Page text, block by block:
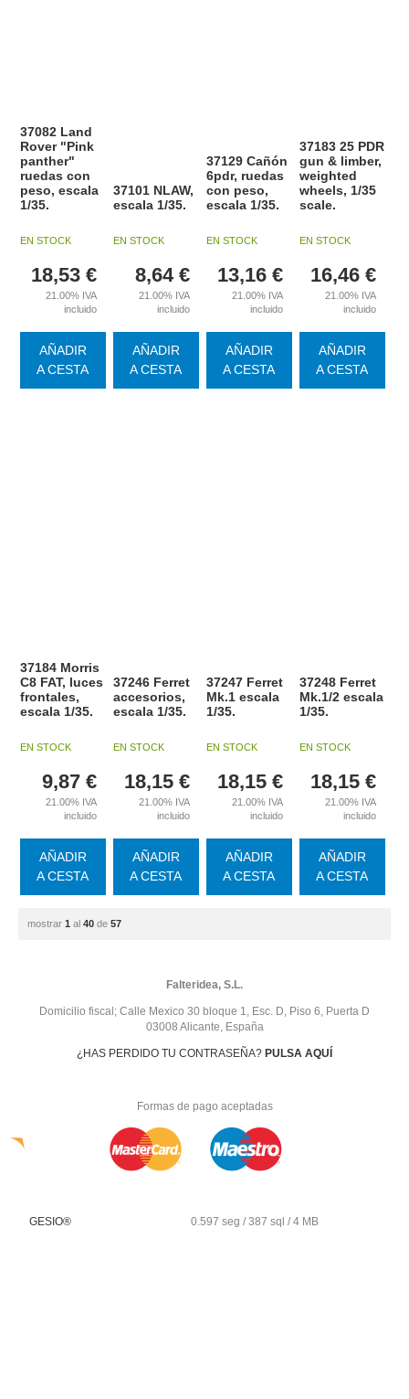
37082 Land
Rover "Pink
panther"
ruedas con
peso, escala
1/35.
EN STOCK
18,53 €
21.00% IVA
incluido
AÑADIR
A CESTA
37101 NLAW,
escala 1/35.
EN STOCK
8,64 €
21.00% IVA
incluido
AÑADIR
A CESTA
37129 Cañón
6pdr, ruedas
con peso,
escala 1/35.
EN STOCK
13,16 €
21.00% IVA
incluido
AÑADIR
A CESTA
37183 25 PDR
gun & limber,
weighted
wheels, 1/35
scale.
EN STOCK
16,46 €
21.00% IVA
incluido
AÑADIR
A CESTA
37184 Morris
C8 FAT, luces
frontales,
escala 1/35.
EN STOCK
9,87 €
21.00% IVA
incluido
AÑADIR
A CESTA
37246 Ferret
accesorios,
escala 1/35.
EN STOCK
18,15 €
21.00% IVA
incluido
AÑADIR
A CESTA
37247 Ferret
Mk.1 escala
1/35.
EN STOCK
18,15 €
21.00% IVA
incluido
AÑADIR
A CESTA
37248 Ferret
Mk.1/2 escala
1/35.
EN STOCK
18,15 €
21.00% IVA
incluido
AÑADIR
A CESTA
mostrar 1 al 40 de 57
Falteridea, S.L.
Domicilio fiscal; Calle Mexico 30 bloque 1, Esc. D, Piso 6, Puerta D
03008 Alicante, España
¿HAS PERDIDO TU CONTRASEÑA? PULSA AQUÍ
Formas de pago aceptadas
GESIO® 0.597 seg /387 sql / 4 MB